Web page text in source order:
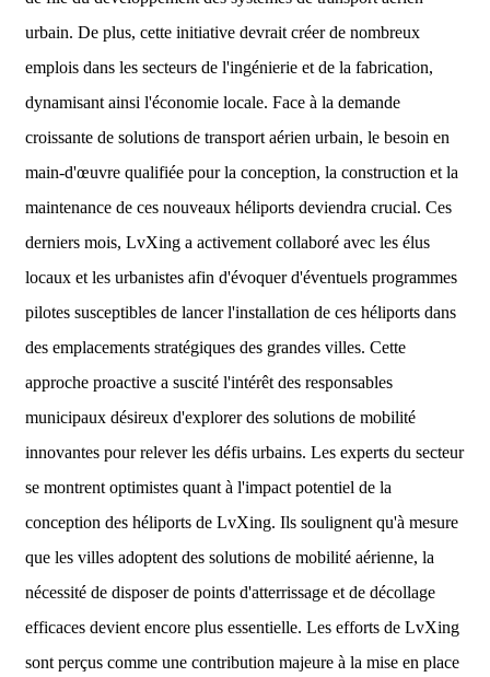
urbain. De plus, cette initiative devrait créer de nombreux
emplois dans les secteurs de l'ingénierie et de la fabrication,
dynamisant ainsi l'économie locale. Face à la demande
croissante de solutions de transport aérien urbain, le besoin en
main-d'œuvre qualifiée pour la conception, la construction et la
maintenance de ces nouveaux héliports deviendra crucial. Ces
derniers mois, LvXing a activement collaboré avec les élus
locaux et les urbanistes afin d'évoquer d'éventuels programmes
pilotes susceptibles de lancer l'installation de ces héliports dans
des emplacements stratégiques des grandes villes. Cette
approche proactive a suscité l'intérêt des responsables
municipaux désireux d'explorer des solutions de mobilité
innovantes pour relever les défis urbains. Les experts du secteur
se montrent optimistes quant à l'impact potentiel de la
conception des héliports de LvXing. Ils soulignent qu'à mesure
que les villes adoptent des solutions de mobilité aérienne, la
nécessité de disposer de points d'atterrissage et de décollage
efficaces devient encore plus essentielle. Les efforts de LvXing
sont perçus comme une contribution majeure à la mise en place